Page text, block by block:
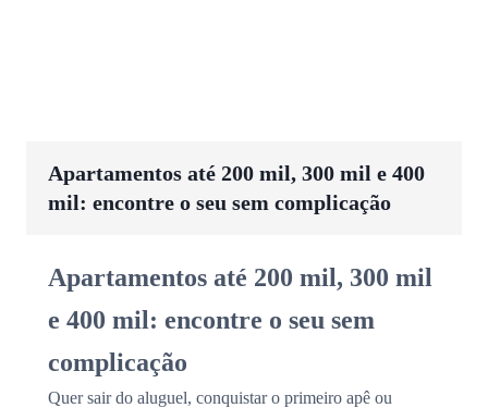
Apartamentos até 200 mil, 300 mil e 400
mil: encontre o seu sem complicação
Apartamentos até 200 mil, 300 mil
e 400 mil: encontre o seu sem
complicação
Quer sair do aluguel, conquistar o primeiro apê ou